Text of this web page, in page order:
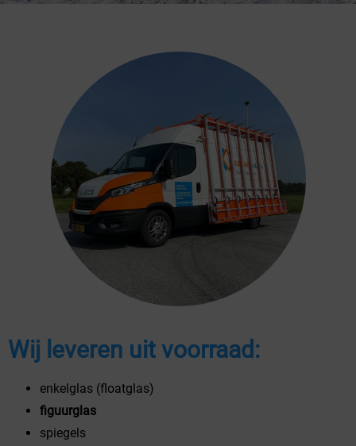
Wij leveren uit voorraad:
enkelglas (floatglas)
figuurglas
spiegels